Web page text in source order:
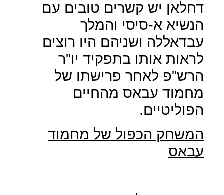
דחלאן יש קשרים טובים עם
הנשיא א-סיסי והמלך
עבדאללה ושניהם היו רוצים
לראות אותו בתפקיד יו"ר
הרש"פ לאחר פרישתו של
מחמוד עבאס מהחיים
הפוליטיים.
המשחק הכפול של מחמוד
עבאס